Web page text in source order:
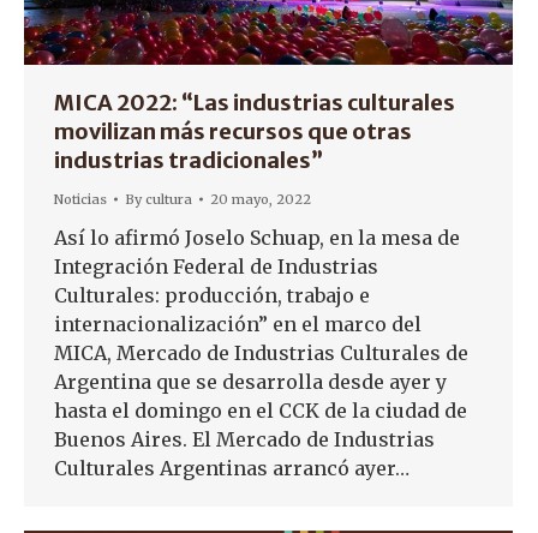
MICA 2022: “Las industrias culturales
movilizan más recursos que otras
industrias tradicionales”
Noticias Bycultura 20 mayo, 2022
Así lo afirmó Joselo Schuap, en la mesa de
Integración Federal de Industrias
Culturales: producción, trabajo e
internacionalización” en el marco del
MICA, Mercado de Industrias Culturales de
Argentina que se desarrolla desde ayer y
hasta el domingo en el CCK de la ciudad de
Buenos Aires. El Mercado de Industrias
Culturales Argentinas arrancó ayer…